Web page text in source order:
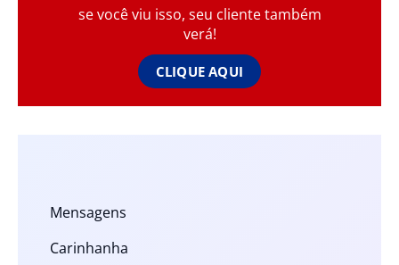
se você viu isso, seu cliente também
verá!
CLIQUE AQUI
Mensagens
Carinhanha